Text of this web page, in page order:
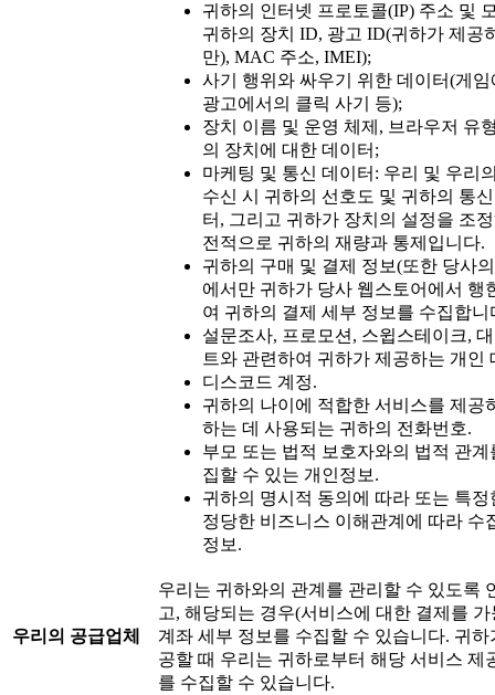
귀하의 인터넷 프로토콜(IP) 주소 및
귀하의 장치 ID, 광고 ID(귀하가 제공
만), MAC 주소, IMEI);
사기 행위와 싸우기 위한 데이터(게
광고에서의 클릭 사기 등);
장치 이름 및 운영 체제, 브라우저 유
의 장치에 대한 데이터;
마케팅 및 통신 데이터: 우리 및 우리
수신 시 귀하의 선호도 및 귀하의 통
터, 그리고 귀하가 장치의 설정을 조
전적으로 귀하의 재량과 통제입니다.
귀하의 구매 및 결제 정보(또한 당사
에서만 귀하가 당사 웹스토어에서 행
여 귀하의 결제 세부 정보를 수집합니
설문조사, 프로모션, 스윕스테이크,
트와 관련하여 귀하가 제공하는 개인
디스코드 계정.
귀하의 나이에 적합한 서비스를 제공
하는 데 사용되는 귀하의 전화번호.
부모 또는 법적 보호자와의 법적 관
집할 수 있는 개인정보.
귀하의 명시적 동의에 따라 또는 특
정당한 비즈니스 이해관계에 따라 수
정보.
우리의 공급업체
우리는 귀하와의 관계를 관리할 수 있도록
고, 해당되는 경우(서비스에 대한 결제를
계좌 세부 정보를 수집할 수 있습니다. 귀
공할 때 우리는 귀하로부터 해당 서비스 제
를 수집할 수 있습니다.